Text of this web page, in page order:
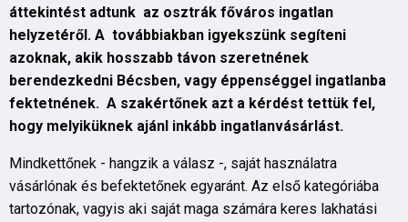
áttekintést adtunk az osztrák főváros ingatlan
helyzetéről. A továbbiakban igyekszünk segíteni
azoknak, akik hosszabb távon szeretnének
berendezkedni Bécsben, vagy éppenséggel ingatlanba
fektetnének. A szakértőnek azt a kérdést tettük fel,
hogy melyiküknek ajánl inkább ingatlanvásárlást.
Mindkettőnek - hangzik a válasz -, saját használatra
vásárlónak és befektetőnek egyaránt. Az első kategóriába
tartozónak, vagyis aki saját maga számára keres lakhatási